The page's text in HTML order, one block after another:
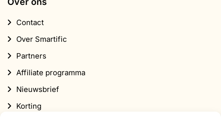
Abonneer je op onze nieuwsbrief
Schrijf je in voor onze nieuwsbrief en ontvang 10%
E-